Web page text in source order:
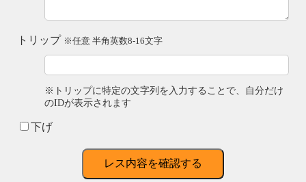
トリップ ※任意 半角英数8-16文字
※トリップに特定の文字列を入力することで、自分だけ
のIDが表示されます
下げ
レス内容を確認する